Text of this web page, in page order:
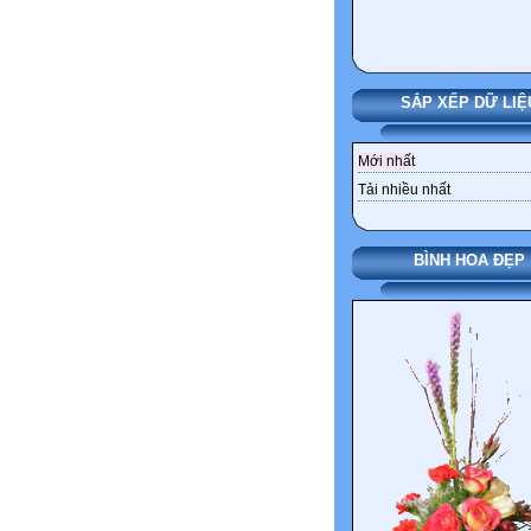
SẮP XẾP DỮ
Mới nhất
Tải nhiều nhất
BÌNH HOA ĐẸP